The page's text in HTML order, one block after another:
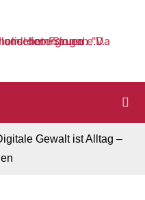
Gewalt ist Alltag –